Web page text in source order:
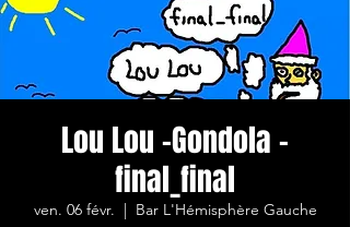
Lou Lou -Gondola -
final_final
ven. 06 févr. Bar L'Hémisphère Gauche